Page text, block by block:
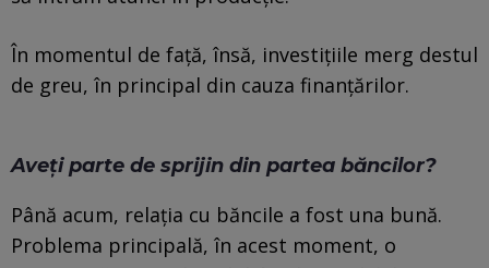
În momentul de față, însă, investițiile merg destul
de greu, în principal din cauza finanțărilor.
Aveți parte de sprijin din partea băncilor?
Până acum, relația cu băncile a fost una bună.
Problema principală, în acest moment, o